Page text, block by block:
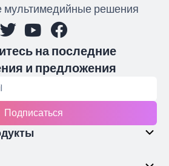
решения
на последние
и предложения
Подписаться